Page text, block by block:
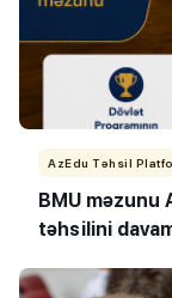
AzEdu Təhsil
BMU
təhsilini